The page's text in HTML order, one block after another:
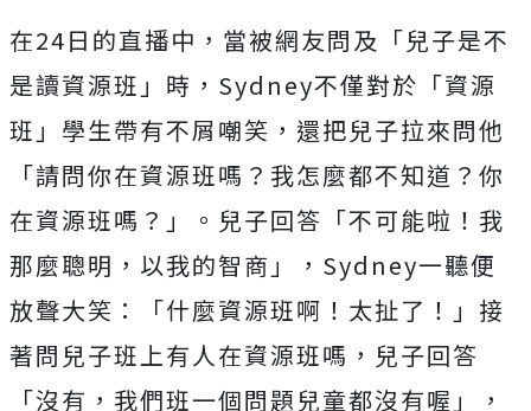
在24日的直播中，當被網友問及「兒子是不
是讀資源班」時，Sydney不僅對於「資源
班」學生帶有不屑嘲笑，還把兒子拉來問他
「請問你在資源班嗎？我怎麼都不知道？你
在資源班嗎？」。兒子回答「不可能啦！我
那麼聰明，以我的智商」，Sydney一聽便
放聲大笑：「什麼資源班啊！太扯了！」接
著問兒子班上有人在資源班嗎，兒子回答
「沒有，我們班一個問題兒童都沒有喔」，